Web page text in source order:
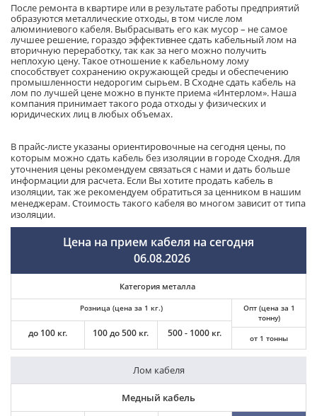
После ремонта в квартире или в результате работы предприятий
образуются металлические отходы, в том числе лом
алюминиевого кабеля. Выбрасывать его как мусор – не самое
лучшее решение, гораздо эффективнее сдать кабельный лом на
вторичную переработку, так как за него можно получить
неплохую цену. Такое отношение к кабельному лому
способствует сохранению окружающей среды и обеспечению
промышленности недорогим сырьем. В Сходне сдать кабель на
лом по лучшей цене можно в пункте приема «Интерлом». Наша
компания принимает такого рода отходы у физических и
юридических лиц в любых объемах.
В прайс-листе указаны ориентировочные на сегодня цены, по
которым можно сдать кабель без изоляции в городе Сходня. Для
уточнения цены рекомендуем связаться с нами и дать больше
информации для расчета. Если Вы хотите продать кабель в
изоляции, так же рекомендуем обратиться за ценником в нашим
менеджерам. Стоимость такого кабеля во многом зависит от типа
изоляции.
Цена на прием кабеля на сегодня
06.08.2026
Категория металла
Розница (цена за 1 кг.)
до 100 кг. 100 до 500 кг. 500 - 1000 кг.
Опт (цена за 1
тонну)
от 1 тонны
Лом кабеля
Медный кабель